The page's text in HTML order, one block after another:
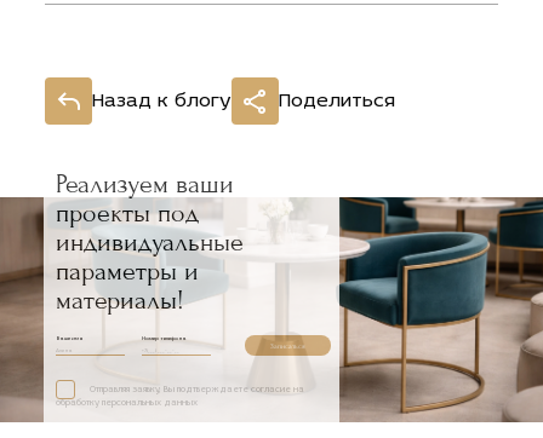
Назад к блогу Поделиться
Реализуем ваши
проекты под
индивидуальные
параметры и
материалы!
Ваше имя Номер телефона
Записаться
Отправляя заявку, Вы подтверждаете согласие на
обработку персональных данных